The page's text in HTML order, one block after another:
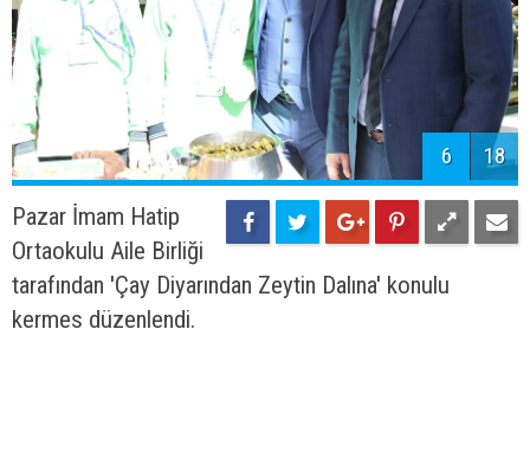
6 18
Pazar İmam Hatip
Ortaokulu Aile Birliği
tarafından 'Çay Diyarından Zeytin Dalına' konulu
kermes düzenlendi.